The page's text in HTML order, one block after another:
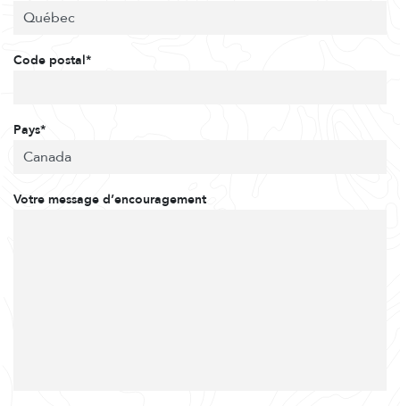
Code postal*
Pays*
Votre message d’encouragement